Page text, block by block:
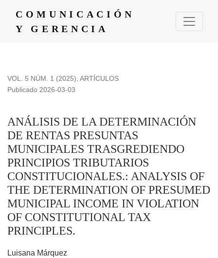
COMUNICACIÓN
Y GERENCIA
VOL. 5 NÚM. 1 (2025), ARTÍCULOS
ANÁLISIS DE LA DETERMINACIÓN
DE RENTAS PRESUNTAS
MUNICIPALES TRASGREDIENDO
PRINCIPIOS TRIBUTARIOS
CONSTITUCIONALES.: ANALYSIS OF
THE DETERMINATION OF PRESUMED
MUNICIPAL INCOME IN VIOLATION
OF CONSTITUTIONAL TAX
PRINCIPLES.
Publicado 2026-03-03
Luisana Márquez